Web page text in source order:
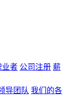
业者 公司注册 薪
导团队 我们的各